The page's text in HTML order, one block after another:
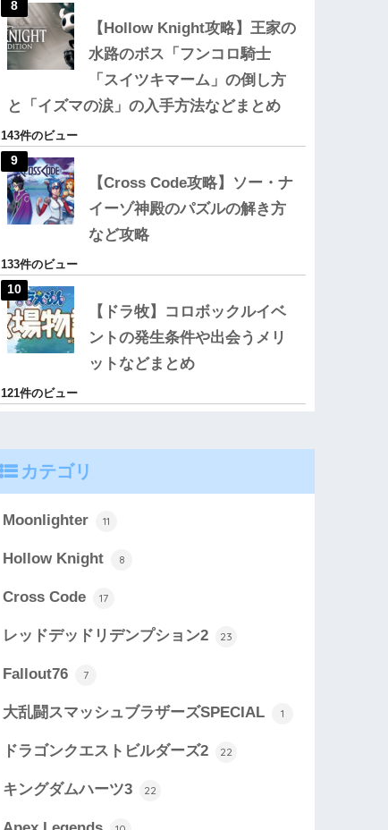
【Hollow Knight攻略】王家の
水路のボス「フンコロ騎士
「スイツキマーム」の倒し方
と「イズマの涙」の入手方法などまとめ
143件のビュー
【Cross Code攻略】ソー・ナ
イーゾ神殿のパズルの解き方
など攻略
133件のビュー
【ドラ牧】コロボックルイベ
ントの発生条件や出会うメリ
ットなどまとめ
121件のビュー
カテゴリ
Moonlighter 11
Hollow Knight 8
Cross Code 17
レッドデッドリデンプション2 23
Fallout76 7
大乱闘スマッシュブラザーズSPECIAL 1
ドラゴンクエストビルダーズ2 22
キングダムハーツ3 22